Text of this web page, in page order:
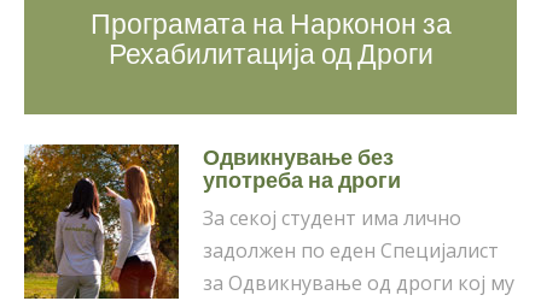
Програмата на Нарконон за
Рехабилитација од Дроги
Одвикнување без
употреба на дроги
За секој студент има лично
задолжен по еден Специјалист
за Одвикнување од дроги кој му